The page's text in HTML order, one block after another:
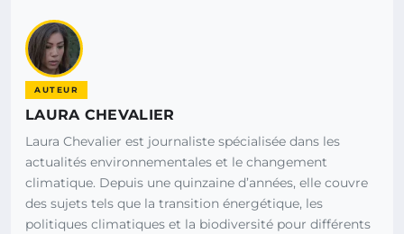
AUTEUR
LAURA CHEVALIER
Laura Chevalier est journaliste spécialisée dans les
actualités environnementales et le changement
climatique. Depuis une quinzaine d’années, elle couvre
des sujets tels que la transition énergétique, les
politiques climatiques et la biodiversité pour différents